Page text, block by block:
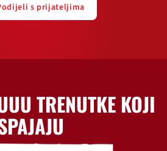
s prijateljima
TRENUTKE KOJI